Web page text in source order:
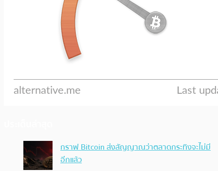
กราฟ Bitcoin ส่งสัญญาณว่าตลาดกระทิงจะไม่มี
อีกแล้ว